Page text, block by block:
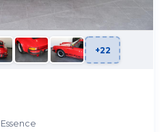
+22
Essence